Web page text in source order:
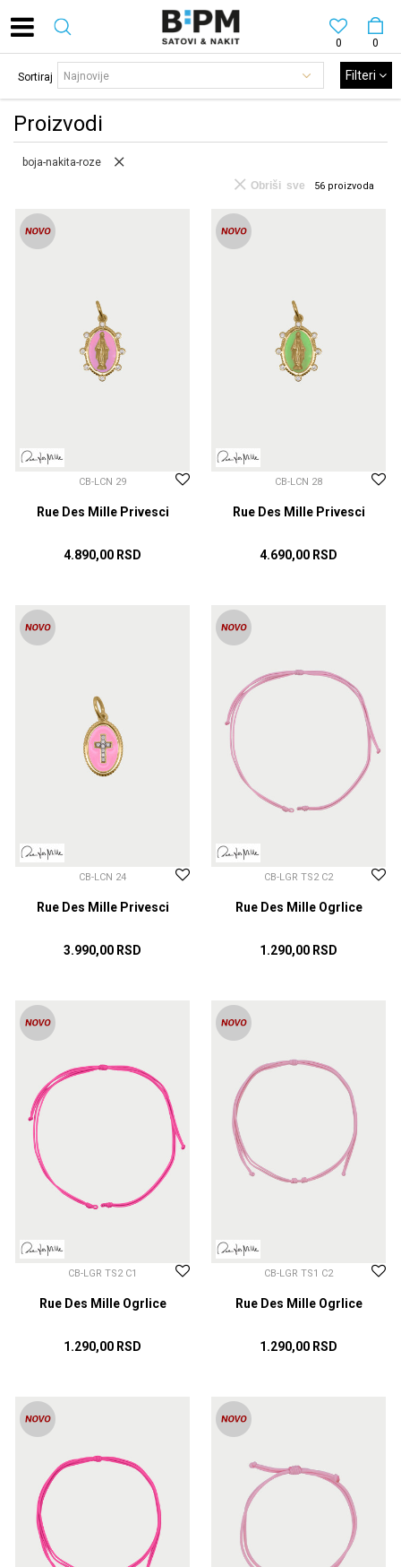
0
0
Proizvodi
Sortiraj Filteri
boja-nakita-roze
56 proizvoda
Obriši sve
CB-LCN 29
Rue Des Mille Privesci
4.890,00 RSD
CB-LCN 28
Rue Des Mille Privesci
4.690,00 RSD
CB-LCN 24
Rue Des Mille Privesci
3.990,00 RSD
CB-LGR TS2 C2
Rue Des Mille Ogrlice
1.290,00 RSD
CB-LGR TS2 C1
Rue Des Mille Ogrlice
1.290,00 RSD
CB-LGR TS1 C2
Rue Des Mille Ogrlice
1.290,00 RSD